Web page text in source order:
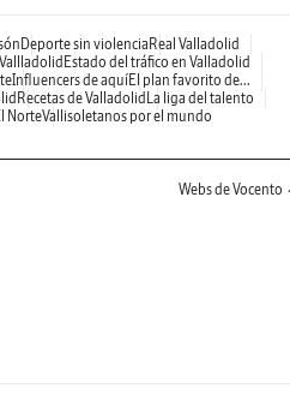
Deporte sin violencia Real Valladolid
Estado del tráfico en Valladolid
Influencers de aquíEl plan favorito de...
Recetas de Valladolid La liga del talento
NorteVallisoletanos por el mundo
Webs de Vocento